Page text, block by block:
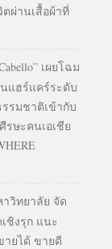
ผ่านเสื้อผ้าที่
เผยโฉม
นแฮร์แคร์ระดับ
รมชาติเข้ากับ
รษะคนเอเชีย
วิทยาลัย จัด
ชิงรุก แนะ
ายได้ ขายดี